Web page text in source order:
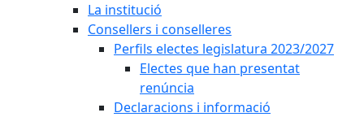
La institució
Consellers i conselleres
Perfils electes legislatura 2023/2027
Electes que han presentat
renúncia
Declaracions i informació